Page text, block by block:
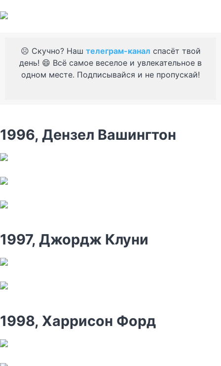
☹️ Скучно? Наш телеграм-канал спасёт твой
день! 😄 Всё самое веселое и увлекательное в
одном месте. Подписывайся и не пропускай!
1996, Дензел Вашингтон
1997, Джордж Клуни
1998, Харрисон Форд